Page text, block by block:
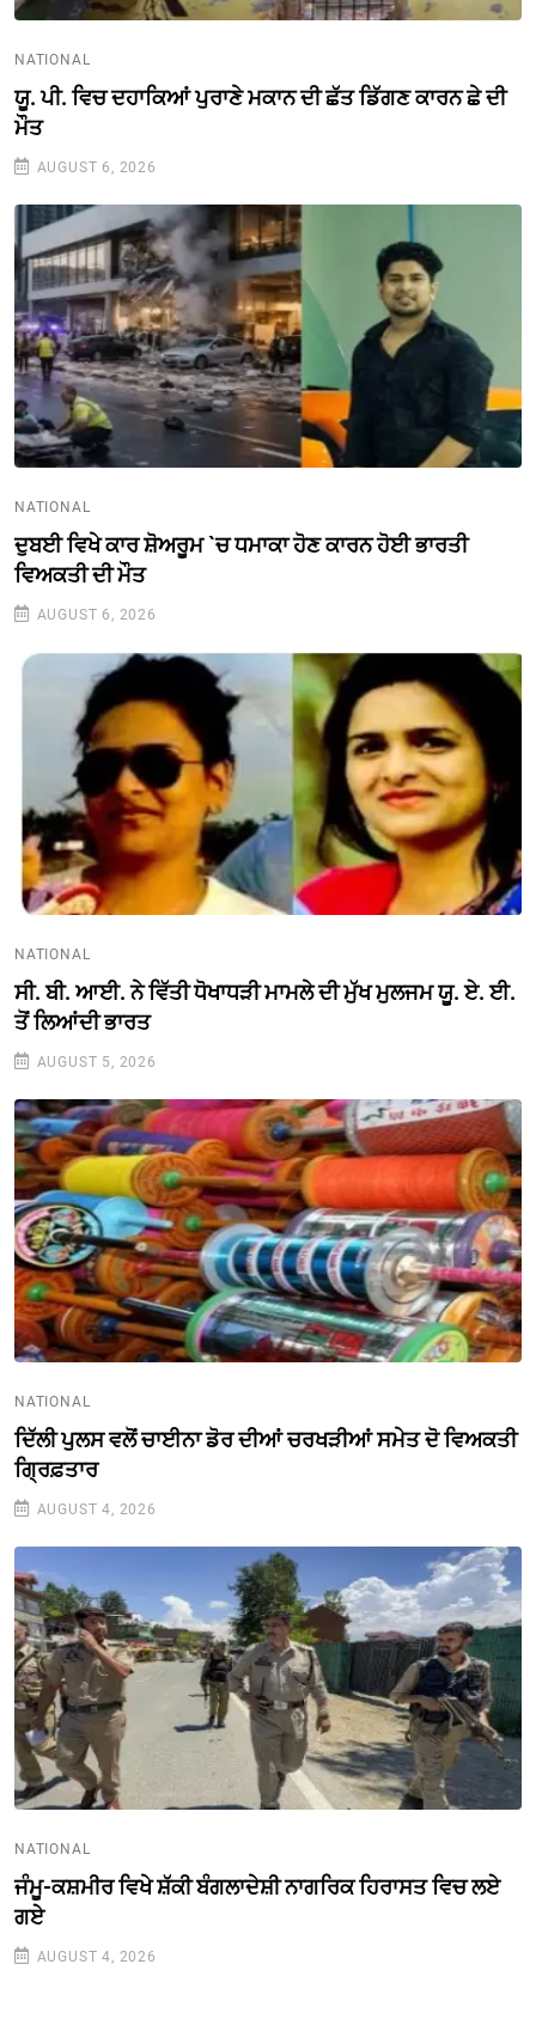
NATIONAL
ਯੂ. ਪੀ. ਵਿਚ ਦਹਾਕਿਆਂ ਪੁਰਾਣੇ ਮਕਾਨ ਦੀ ਛੱਤ ਡਿੱਗਣ ਕਾਰਨ ਛੇ ਦੀ
ਮੌਤ
AUGUST 6, 2026
NATIONAL
ਦੁਬਈ ਵਿਖੇ ਕਾਰ ਸ਼ੋਅਰੂਮ `ਚ ਧਮਾਕਾ ਹੋਣ ਕਾਰਨ ਹੋਈ ਭਾਰਤੀ
ਵਿਅਕਤੀ ਦੀ ਮੌਤ
AUGUST 6, 2026
NATIONAL
ਸੀ. ਬੀ. ਆਈ. ਨੇ ਵਿੱਤੀ ਧੋਖਾਧੜੀ ਮਾਮਲੇ ਦੀ ਮੁੱਖ ਮੁਲਜਮ ਯੂ. ਏ. ਈ.
ਤੋਂ ਲਿਆਂਦੀ ਭਾਰਤ
AUGUST 5, 2026
NATIONAL
ਦਿੱਲੀ ਪੁਲਸ ਵਲੋਂ ਚਾਈਨਾ ਡੋਰ ਦੀਆਂ ਚਰਖੜੀਆਂ ਸਮੇਤ ਦੋ ਵਿਅਕਤੀ
ਗ੍ਰਿਫ਼ਤਾਰ
AUGUST 4, 2026
NATIONAL
ਜੰਮੂ-ਕਸ਼ਮੀਰ ਵਿਖੇ ਸ਼ੱਕੀ ਬੰਗਲਾਦੇਸ਼ੀ ਨਾਗਰਿਕ ਹਿਰਾਸਤ ਵਿਚ ਲਏ
ਗਏ
AUGUST 4, 2026